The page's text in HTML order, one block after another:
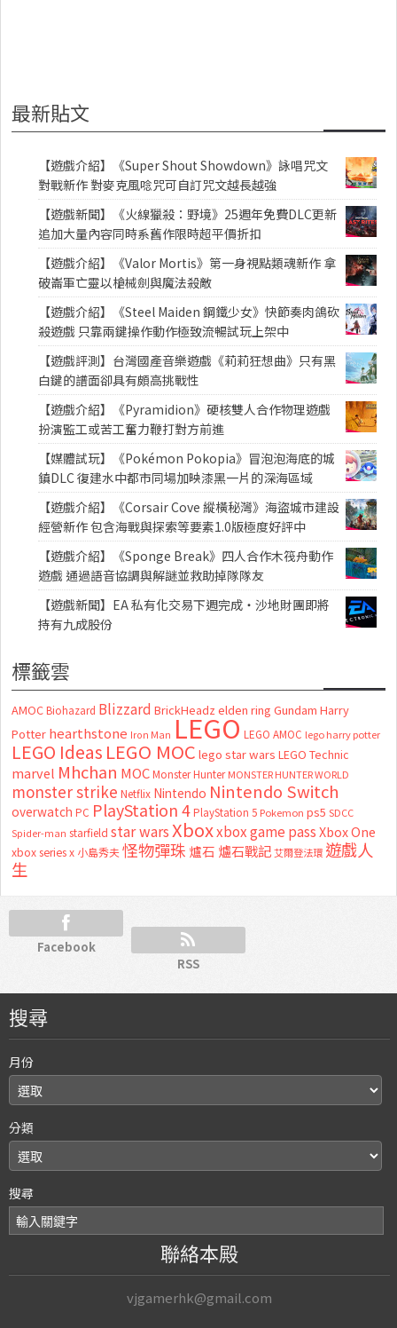
最新貼文
【遊戲介紹】《Super Shout Showdown》詠唱咒文
對戰新作 對麥克風唸咒可自訂咒文越長越強
【遊戲新聞】《火線獵殺：野境》25週年免費DLC更新
追加大量內容同時系舊作限時超平價折扣
【遊戲介紹】《Valor Mortis》第一身視點類魂新作 拿
破崙軍亡靈以槍械劍與魔法殺敵
【遊戲介紹】《Steel Maiden 鋼鐵少女》快節奏肉鴿砍
殺遊戲 只靠兩鍵操作動作極致流暢試玩上架中
【遊戲評測】台灣國產音樂遊戲《莉莉狂想曲》只有黑
白鍵的譜面卻具有頗高挑戰性
【遊戲介紹】《Pyramidion》硬核雙人合作物理遊戲
扮演監工或苦工奮力鞭打對方前進
【媒體試玩】《Pokémon Pokopia》冒泡泡海底的城
鎮DLC 復建水中都市同場加映漆黑一片的深海區域
【遊戲介紹】《Corsair Cove 縱橫秘灣》海盜城市建設
經營新作 包含海戰與探索等要素1.0版極度好評中
【遊戲介紹】《Sponge Break》四人合作木筏舟動作
遊戲 通過語音協調與解謎並救助掉隊隊友
【遊戲新聞】EA 私有化交易下週完成・沙地財團即將
持有九成股份
標籤雲
AMOC Biohazard Blizzard BrickHeadz elden ring Gundam Harry
Potter hearthstone Iron Man LEGO LEGO AMOC lego harry potter
LEGO Ideas LEGO MOC lego star wars LEGO Technic
marvel Mhchan MOC Monster Hunter MONSTER HUNTER WORLD
monster strike Netflix Nintendo Nintendo Switch
overwatch PC PlayStation 4 PlayStation 5 Pokemon ps5 SDCC
Spider-man starfield star warsXboxxbox game passXbox One
xbox series x 小島秀夫怪物彈珠 爐石 爐石戰記艾爾登法環 遊戲人
生
Facebook
RSS
搜尋
月份
分類
搜尋
聯絡本殿
vjgamerhk@gmail.com